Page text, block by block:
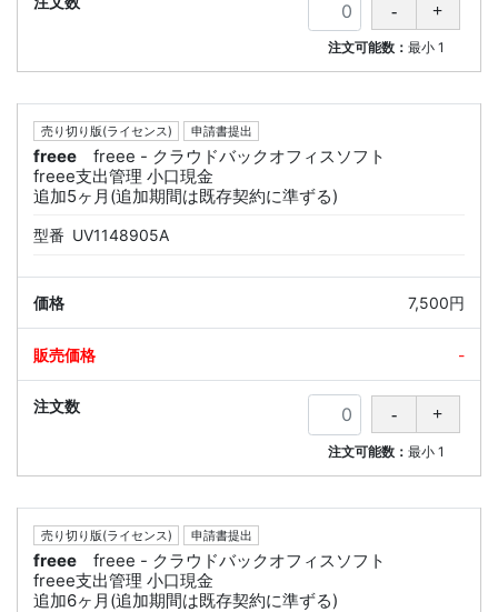
注文可能数：最小 1
売り切り版(ライセンス) 申請書提出
freee
freee - クラウドバックオフィスソフト
freee支出管理 小口現金
追加5ヶ月(追加期間は既存契約に準ずる)
型番 UV1148905A
7,500円
-
注文可能数：最小 1
売り切り版(ライセンス) 申請書提出
freee
freee - クラウドバックオフィスソフト
freee支出管理 小口現金
追加6ヶ月(追加期間は既存契約に準ずる)